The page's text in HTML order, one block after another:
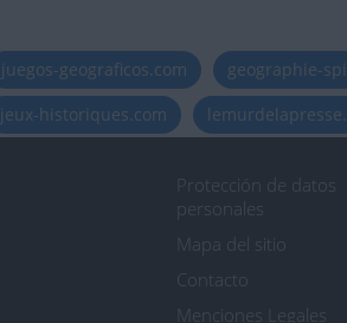
juegos-geograficos.com geographie-
jeux-historiques.com
Protección de datos
personales
Mapa del sitio
Contacto
Menciones Legales